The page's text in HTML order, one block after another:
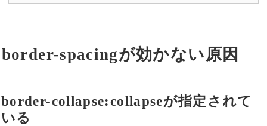
border-spacingが効かない原因
border-collapse:collapseが指定されて
いる